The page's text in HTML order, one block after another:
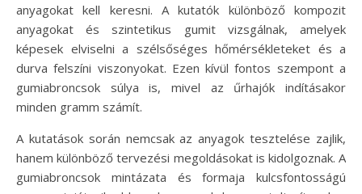
anyagokat kell keresni. A kutatók különböző kompozit
anyagokat és szintetikus gumit vizsgálnak, amelyek
képesek elviselni a szélsőséges hőmérsékleteket és a
durva felszíni viszonyokat. Ezen kívül fontos szempont a
gumiabroncsok súlya is, mivel az űrhajók indításakor
minden gramm számít.
A kutatások során nemcsak az anyagok tesztelése zajlik,
hanem különböző tervezési megoldásokat is kidolgoznak. A
gumiabroncsok mintázata és formaja kulcsfontosságú